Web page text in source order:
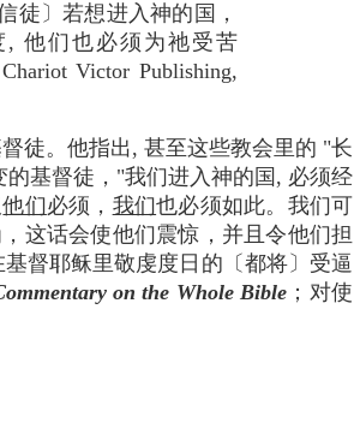
徒〕若想进入神的国，
他们也必须为祂受苦
Chariot Victor Publishing,
徒。他指出, 甚至这些教会里的 "长
基督徒，"我们进入神的国, 必须经
他们必须， 我们也必须如此。我们可
这话会使他们震惊，并且令他们担
督耶稣里敬虔度日的〔都将〕受逼
on the Whole Bible ；对使